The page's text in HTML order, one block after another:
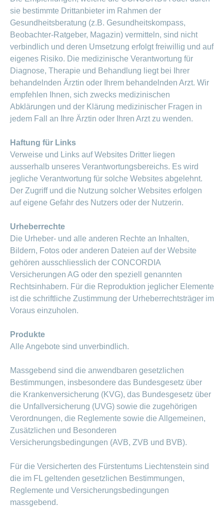
sie bestimmte Drittanbieter im Rahmen der
Gesundheitsberatung (z.B. Gesundheitskompass,
Beobachter-Ratgeber, Magazin) vermitteln, sind nicht
verbindlich und deren Umsetzung erfolgt freiwillig und auf
eigenes Risiko. Die medizinische Verantwortung für
Diagnose, Therapie und Behandlung liegt bei Ihrer
behandelnden Ärztin oder Ihrem behandelnden Arzt. Wir
empfehlen Ihnen, sich zwecks medizinischen
Abklärungen und der Klärung medizinischer Fragen in
jedem Fall an Ihre Ärztin oder Ihren Arzt zu wenden.
Haftung für Links
Verweise und Links auf Websites Dritter liegen
ausserhalb unseres Verantwortungsbereichs. Es wird
jegliche Verantwortung für solche Websites abgelehnt.
Der Zugriff und die Nutzung solcher Websites erfolgen
auf eigene Gefahr des Nutzers oder der Nutzerin.
Urheberrechte
Die Urheber- und alle anderen Rechte an Inhalten,
Bildern, Fotos oder anderen Dateien auf der Website
gehören ausschliesslich der CONCORDIA
Versicherungen AG oder den speziell genannten
Rechtsinhabern. Für die Reproduktion jeglicher Elemente
ist die schriftliche Zustimmung der Urheberrechtsträger im
Voraus einzuholen.
Produkte
Alle Angebote sind unverbindlich.
Massgebend sind die anwendbaren gesetzlichen
Bestimmungen, insbesondere das Bundesgesetz über
die Krankenversicherung (KVG), das Bundesgesetz über
die Unfallversicherung (UVG) sowie die zugehörigen
Verordnungen, die Reglemente sowie die Allgemeinen,
Zusätzlichen und Besonderen
Versicherungsbedingungen (AVB, ZVB und BVB).
Für die Versicherten des Fürstentums Liechtenstein sind
die im FL geltenden gesetzlichen Bestimmungen,
Reglemente und Versicherungsbedingungen
massgebend.